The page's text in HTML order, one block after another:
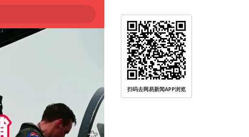
扫码去网易新闻APP浏览